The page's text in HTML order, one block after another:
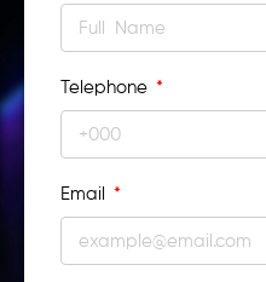
Telephone
Email